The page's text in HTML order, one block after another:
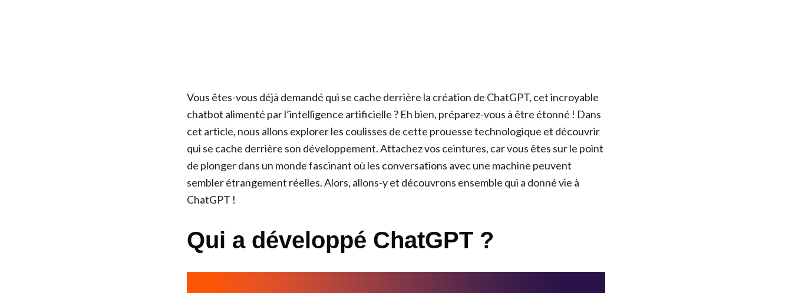
Vous êtes-vous déjà demandé qui se cache derrière la création de ChatGPT, cet incroyable
chatbot alimenté par l’intelligence artificielle ? Eh bien, préparez-vous à être étonné ! Dans
cet article, nous allons explorer les coulisses de cette prouesse technologique et découvrir
qui se cache derrière son développement. Attachez vos ceintures, car vous êtes sur le point
de plonger dans un monde fascinant où les conversations avec une machine peuvent
sembler étrangement réelles. Alors, allons-y et découvrons ensemble qui a donné vie à
ChatGPT !
Qui a développé ChatGPT ?